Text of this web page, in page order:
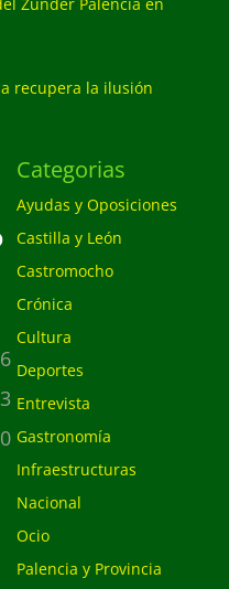
recupera la ilusión
Categorias
Ayudas y Oposiciones
Castilla y León
Castromocho
Crónica
Cultura
Deportes
Entrevista
Gastronomía
Infraestructuras
Nacional
Ocio
Palencia y Provincia